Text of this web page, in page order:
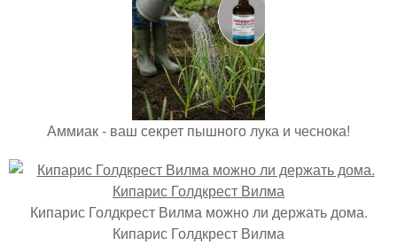
Аммиак - ваш секрет пышного лука и чеснока!
Кипарис Голдкрест Вилма можно ли держать дома.
Кипарис Голдкрест Вилма